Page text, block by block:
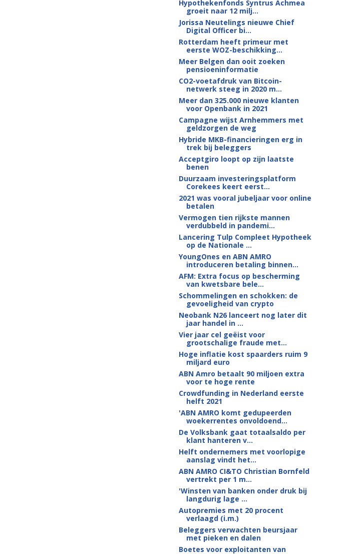
Hypothekenfonds Syntrus Achmea
groeit naar 12 milj...
Jorissa Neutelings nieuwe Chief
Digital Officer bi...
Rotterdam heeft primeur met
eerste WOZ-beschikking...
Meer Belgen dan ooit zoeken
pensioeninformatie
CO2-voetafdruk van Bitcoin-
netwerk steeg in 2020 m...
Meer dan 325.000 nieuwe klanten
voor Openbank in 2021
Campagne wijst Arnhemmers met
geldzorgen de weg
Hybride MKB-financieringen erg in
trek bij beleggers
Acceptgiro loopt op zijn laatste
benen
Duurzaam investeringsplatform
Corekees keert eerst...
2021 was vooral jubeljaar voor online
betalen
Vermogen tien rijkste mannen
verdubbeld in pandemi...
Lancering Tulp Compleet Hypotheek
op de Nationale ...
YoungOnes en ABN AMRO
introduceren betaling binnen...
AFM: Extra focus op bescherming
van kwetsbare bele...
Schommelingen en schokken: de
gevoeligheid van crypto
Neobank N26 lanceert nog later dit
jaar handel in ...
Vier jaar cel geëist voor
grootschalige fraude met...
Hoge inflatie kost spaarders ruim 9
miljard euro
ABN Amro betaalt 90 miljoen extra
voor te hoge rente
Crowdfunding in Nederland eerste
helft 2021
'ABN AMRO komt gedupeerden
woekerrentes onvoldoend...
De Volksbank gaat totaalsaldo per
klant hanteren v...
Helft ondernemers met voorlopige
aanslag vindt het...
ABN AMRO CI&TO Christian Bornfeld
vertrekt per 1 m...
'Winsten van banken onder druk bij
langdurig lage ...
Autopremies met 20 procent
verlaagd (i.m.)
Beleggers verwachten beursjaar
met pieken en dalen
Boetes voor exploitanten van